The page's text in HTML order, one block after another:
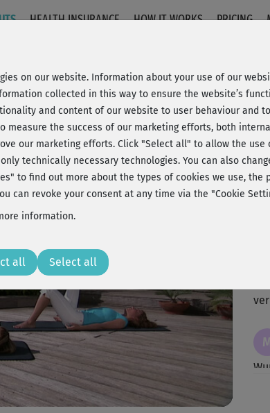
HEALTH INSURANCE HOW IT WORKS PRICING
20% Rabatt + Wunsch-Goodie
on our website. Information about your use of our
collected in this way to ensure the website’s
and content of our website to user behaviour and
measure the success of our marketing efforts, both
our marketing efforts. Click "Select all" to allow the
technically necessary technologies. You can also
to find out more about the types of cookies we use, the
can revoke your consent at any time via the "Cookie
information.
all Select all